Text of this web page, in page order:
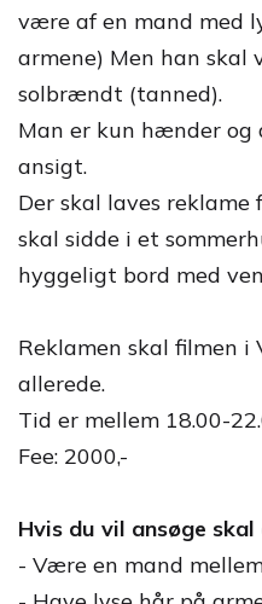
være af en mand med
armene) Men han
solbrændt (tanned).
Man er kun hænder og
ansigt.
Der skal laves
skal sidde i et
hyggeligt bord med
Reklamen skal filmen i
allerede.
Tid er mellem 18.00-
Fee: 2000,-
Hvis du vil ansøge skal
- Være en mand